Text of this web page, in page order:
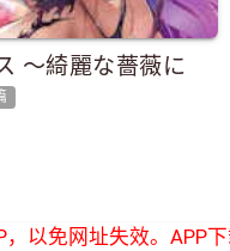
〜綺麗な薔薇に
以免网址失效。APP下